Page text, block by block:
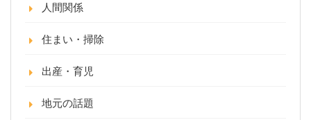
人間関係
住まい・掃除
出産・育児
地元の話題